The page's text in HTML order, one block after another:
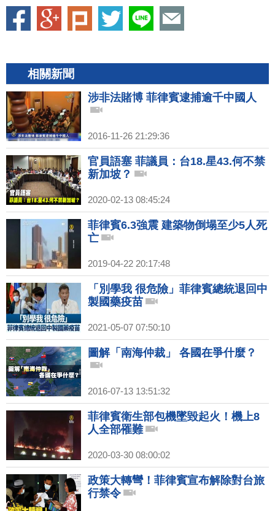
相關新聞
涉非法賭博 菲律賓逮捕逾千中國人
2016-11-26 21:29:36
官員語塞 菲議員：台18.星43.何不禁
新加坡？
2020-02-13 08:45:24
菲律賓6.3強震 建築物倒塌至少5人死
亡
2019-04-22 20:17:48
「別學我 很危險」菲律賓總統退回中
製國藥疫苗
2021-05-07 07:50:10
圖解「南海仲裁」 各國在爭什麼？
2016-07-13 13:51:32
菲律賓衛生部包機墜毀起火！機上8
人全部罹難
2020-03-30 08:00:02
政策大轉彎！菲律賓宣布解除對台旅
行禁令